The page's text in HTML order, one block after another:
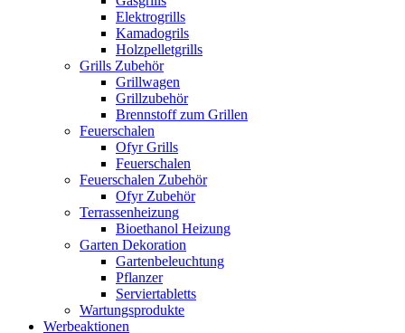
Elektrogrills
Kamadogrils
Holzpelletgrills
Grills Zubehör
Grillwagen
Grillzubehör
Brennstoff zum Grillen
Feuerschalen
Ofyr Grills
Feuerschalen
Feuerschalen Zubehör
Ofyr Zubehör
Terrassenheizung
Bioethanol Heizung
Garten Dekoration
Gartenbeleuchtung
Pflanzer
Serviertabletts
Wartungsprodukte
Werbeaktionen